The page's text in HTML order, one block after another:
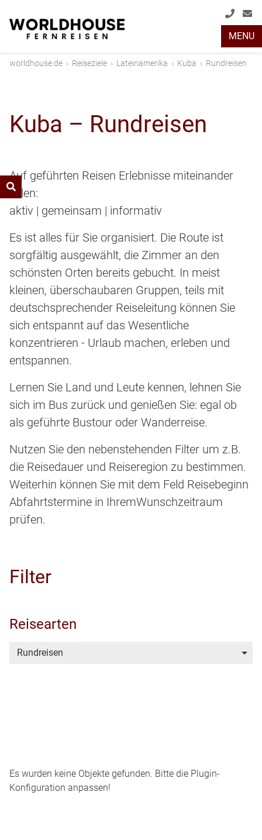
+49
(0)
2048
MENU
worldhouse.de › Reiseziele › Lateinamerika › Kuba › Rundreisen
Kuba – Rundreisen
Auf geführten Reisen Erlebnisse miteinander
teilen:
aktiv | gemeinsam | informativ
Es ist alles für Sie organisiert. Die Route ist
sorgfältig ausgewählt, die Zimmer an den
schönsten Orten bereits gebucht. In meist
kleinen, überschaubaren Gruppen, teils mit
deutschsprechender Reiseleitung können Sie
sich entspannt auf das Wesentliche
konzentrieren - Urlaub machen, erleben und
entspannen.
Lernen Sie Land und Leute kennen, lehnen Sie
sich im Bus zurück und genießen Sie: egal ob
als geführte Bustour oder Wanderreise.
Nutzen Sie den nebenstehenden Filter um z.B.
die Reisedauer und Reiseregion zu bestimmen.
Weiterhin können Sie mit dem Feld Reisebeginn
Abfahrtstermine in IhremWunschzeitraum
prüfen.
Filter
Reisearten
Rundreisen
Es wurden keine Objekte gefunden. Bitte die Plugin-
Konfiguration anpassen!